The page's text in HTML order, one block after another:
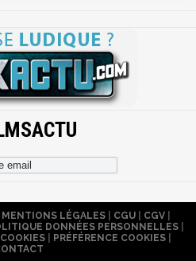
MENTIONS LÉGALES| CGU| CGV|
DONNÉES PERSONNELLES
COOKIES
PRÉFÉRENCE COOKIES